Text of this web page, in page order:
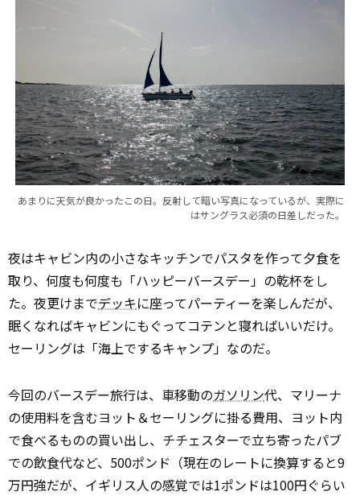
あまりに天気が良かったこの日。反射して暗い写真になっているが、実際に
はサングラス必須の日差しだった。
夜はキャビン内の小さなキッチンでパスタを作って夕食を
取り、何度も何度も「ハッピーバースデー」の乾杯をし
た。夜更けまでデッキに座ってパーティーを楽しんだが、
眠くなればキャビンにもぐってコテンと寝ればいいだけ。
セーリングは「海上でするキャンプ」なのだ。
今回のバースデー旅行は、車移動のガソリン代、マリーナ
の使用料を含むヨット＆セーリングに掛る費用、ヨット内
で食べるものの買い出し、チチェスターで立ち寄ったパブ
での飲食代など、500ポンド（現在のレートに換算すると9
万円強だが、イギリス人の感覚では1ポンドは100円ぐらい